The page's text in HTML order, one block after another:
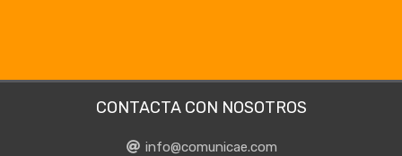
CONTACTA CON NOSOTROS
info@comunicae.com